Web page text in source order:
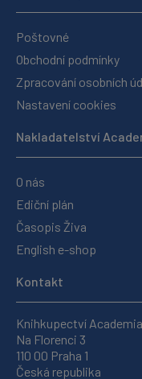
Poštovné
Obchodní podmínky
Zpracování osobních
Nastavení cookies
Nakladatelství
O nás
Ediční plán
Časopis Živa
English e-shop
Kontakt
Knihkupectví Academia
Na Florenci 3
110 00 Praha 1
Česká republika